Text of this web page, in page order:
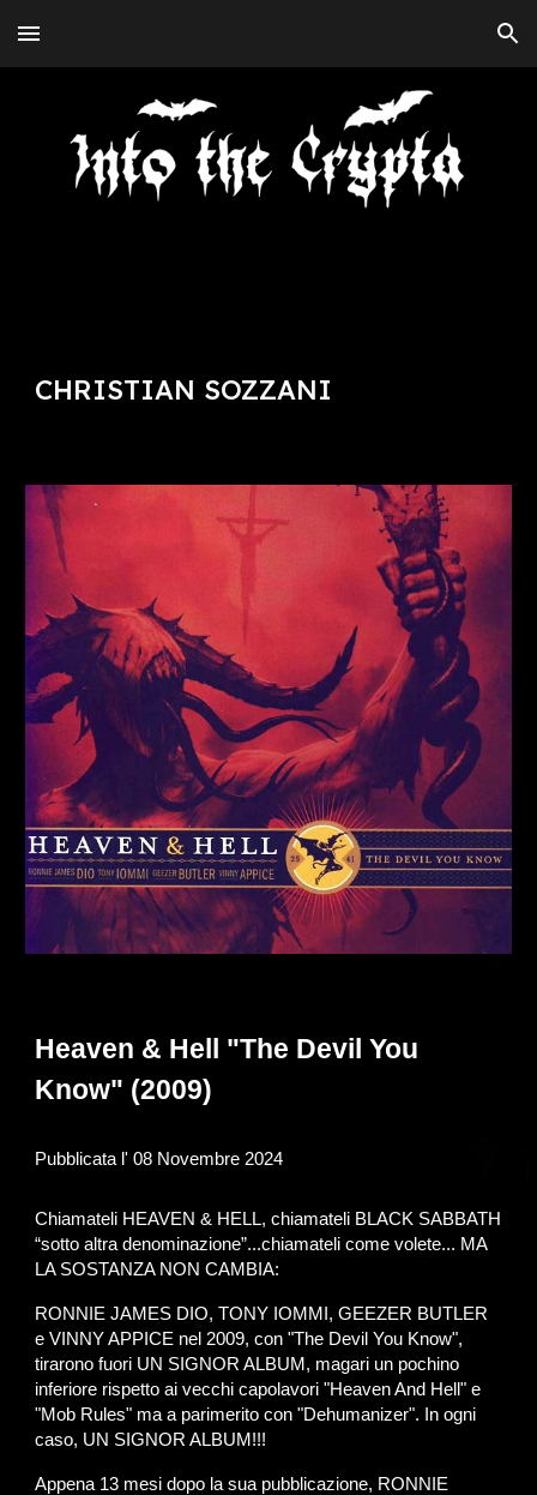
Skip to main content Skip to navigation
CHRISTIAN SOZZANI
Heaven & Hell "The Devil You
Know" (2009)
Pubblicata l' 08 Novembre 2024
Chiamateli HEAVEN & HELL, chiamateli BLACK SABBATH
“sotto altra denominazione”...chiamateli come volete... MA
LA SOSTANZA NON CAMBIA:
RONNIE JAMES DIO, TONY IOMMI, GEEZER BUTLER
e VINNY APPICE nel 2009, con "The Devil You Know",
tirarono fuori UN SIGNOR ALBUM, magari un pochino
inferiore rispetto ai vecchi capolavori "Heaven And Hell" e
"Mob Rules" ma a parimerito con "Dehumanizer". In ogni
caso, UN SIGNOR ALBUM!!!
Appena 13 mesi dopo la sua pubblicazione, RONNIE